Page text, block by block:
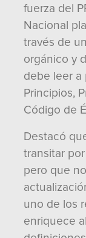
fuerza del
Nacional
través de
orgánico y
debe leer a
Principios,
Código de
Destacó
transitar
pero que
uno de los
enriquece